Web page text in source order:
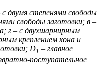
с двумя степенями свободы
свободы заготовки; в –
г – с двухшарнирным
креплением хона и
D1 – главное
поступательное